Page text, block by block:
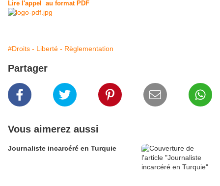
Lire l'appel au format PDF
#Droits - Liberté - Règlementation
Partager
Vous aimerez aussi
Journaliste incarcéré en Turquie